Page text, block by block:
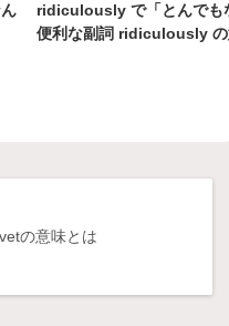
ridiculously で「とんでも
便利な副詞 ridiculously
の意味とは